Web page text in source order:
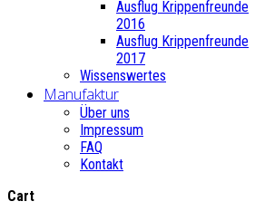
Ausflug Krippenfreunde
2016
Ausflug Krippenfreunde
2017
Wissenswertes
Manufaktur
Über uns
Impressum
FAQ
Kontakt
Cart